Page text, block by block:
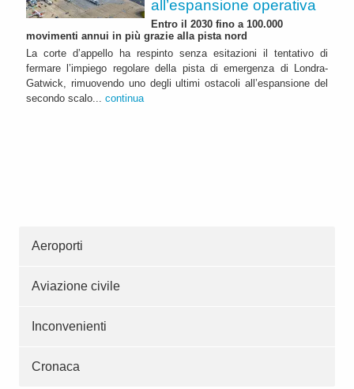
all’espansione operativa
Entro il 2030 fino a 100.000
movimenti annui in più grazie alla pista nord
La corte d’appello ha respinto senza esitazioni il tentativo di
fermare l’impiego regolare della pista di emergenza di Londra-
Gatwick, rimuovendo uno degli ultimi ostacoli all’espansione del
secondo scalo... continua
Aeroporti
Aviazione civile
Inconvenienti
Cronaca